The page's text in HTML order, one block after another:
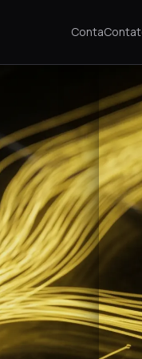
Conta